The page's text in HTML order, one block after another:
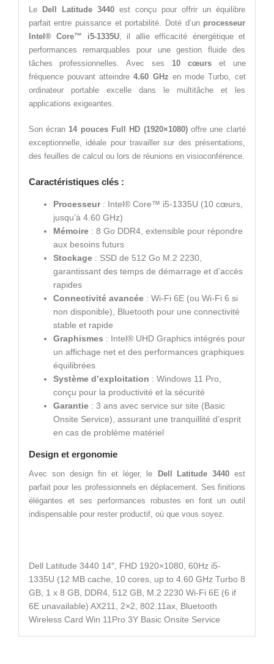
Le Dell Latitude 3440est conçu pour offrir un équilibre
parfait entre puissance et portabilité. Doté d’un processeur
Intel® Core™ i5-1335U, il allie efficacité énergétique et
performances remarquables pour une gestion fluide des
tâches professionnelles. Avec ses 10 cœurset une
fréquence pouvant atteindre4.60 GHz en mode Turbo, cet
ordinateur portable excelle dans le multitâche et les
applications exigeantes.
Son écran14 pouces Full HD (1920×1080)offre une clarté
exceptionnelle, idéale pour travailler sur des présentations,
des feuilles de calcul ou lors de réunions en visioconférence.
Caractéristiques clés:
Processeur: Intel® Core™ i5-1335U (10 cœurs,
jusqu’à 4.60 GHz)
Mémoire: 8 Go DDR4, extensible pour répondre
aux besoins futurs
Stockage: SSD de 512 Go M.2 2230,
garantissant des temps de démarrage et d’accès
rapides
Connectivité avancée: Wi-Fi 6E (ou Wi-Fi 6 si
non disponible), Bluetooth pour une connectivité
stable et rapide
Graphismes : Intel® UHD Graphics intégrés pour
un affichage net et des performances graphiques
équilibrées
Système d’exploitation : Windows 11 Pro,
conçu pour la productivité et la sécurité
Garantie: 3 ans avec service sur site (Basic
Onsite Service), assurant une tranquillité d’esprit
en cas de problème matériel
Design et ergonomie
Avec son design fin et léger, le Dell Latitude 3440 est
parfait pour les professionnels en déplacement. Ses finitions
élégantes et ses performances robustes en font un outil
indispensable pour rester productif, où que vous soyez.
Dell Latitude 3440 14″, FHD 1920×1080, 60Hz i5-
1335U (12 MB cache, 10 cores, up to 4.60 GHz Turbo 8
GB, 1 x 8 GB, DDR4, 512 GB, M.2 2230 Wi-Fi 6E (6 if
6E unavailable) AX211, 2×2, 802.11ax, Bluetooth
Wireless Card Win 11Pro 3Y Basic Onsite Service